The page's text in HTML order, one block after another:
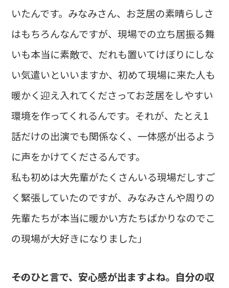
いたんです。みなみさん、お芝居の素晴らしさ
はもちろんなんですが、現場での立ち居振る舞
いも本当に素敵で、だれも置いてけぼりにしな
い気遣いといいますか、初めて現場に来た人も
暖かく迎え入れてくださってお芝居をしやすい
環境を作ってくれるんです。それが、たとえ1
話だけの出演でも関係なく、一体感が出るよう
に声をかけてくださるんです。
私も初めは大先輩がたくさんいる現場だしすご
く緊張していたのですが、みなみさんや周りの
先輩たちが本当に暖かい方たちばかりなのでこ
の現場が大好きになりました」
――そのひと言で、安心感が出ますよね。自分の収